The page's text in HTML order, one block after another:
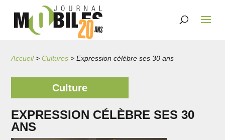
Accueil>Cultures >Expression célèbre ses 30 ans
Culture
EXPRESSION CÉLÈBRE SES 30
ANS